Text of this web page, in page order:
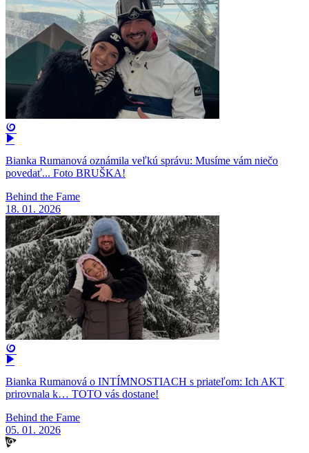
Bianka Rumanová oznámila veľkú správu: Musíme vám niečo
povedať... Foto BRUŠKA!
Behind the Fame
18. 01. 2026
Bianka Rumanová o INTÍMNOSTIACH s priateľom: Ich AKT
prirovnala k… TOTO vás dostane!
Behind the Fame
05. 01. 2026